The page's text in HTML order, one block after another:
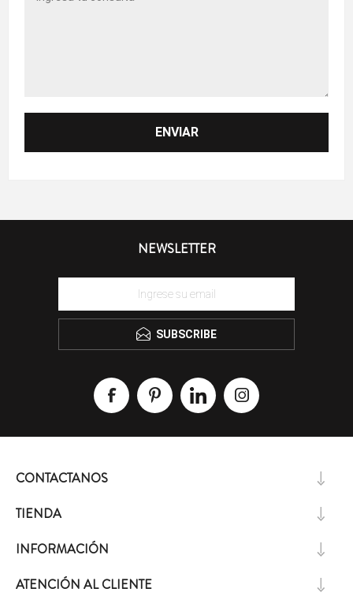
NEWSLETTER
SUBSCRIBE
CONTACTANOS
TIENDA
INFORMACIÓN
ATENCIÓN AL CLIENTE